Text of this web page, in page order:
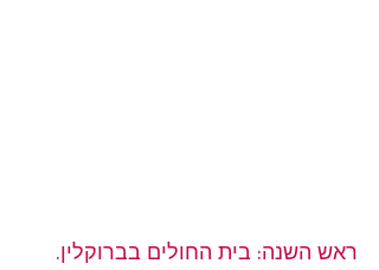
ראש השנה: בית החולים בברוקלין.